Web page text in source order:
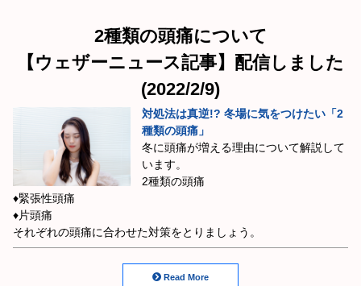
2種類の頭痛について
【ウェザーニュース記事】配信しました
(2022/2/9)
対処法は真逆!? 冬場に気をつけたい「2
種類の頭痛」
冬に頭痛が増える理由について解説して
います。
2種類の頭痛
♦︎緊張性頭痛
♦︎片頭痛
それぞれの頭痛に合わせた対策をとりましょう。
Read More